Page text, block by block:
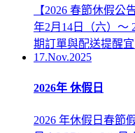
【2026 春節休假公
年2月14日（六）～
期訂單與配送提醒
17.Nov.2025
2026年 休假日
2026 年休假日春節